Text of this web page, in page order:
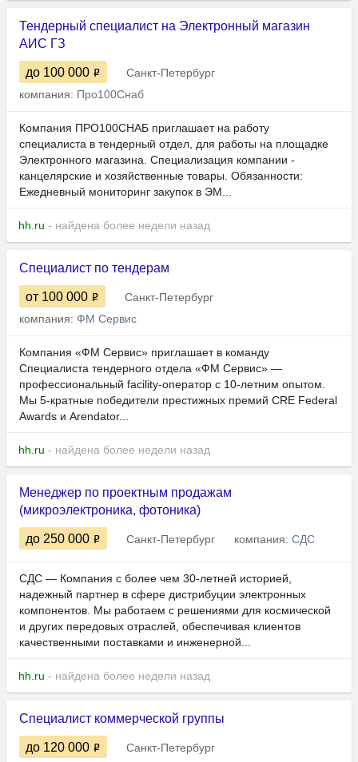
Тендерный специалист на Электронный магазин
АИС ГЗ
до 100 000
Санкт-Петербург
компания: Про100Снаб
Компания ПРО100СНАБ приглашает на работу
специалиста в тендерный отдел, для работы на площадке
Электронного магазина. Специализация компании -
канцелярские и хозяйственные товары. Обязанности:
Ежедневный мониторинг закупок в ЭМ...
hh.ru - найдена более недели назад
Специалист по тендерам
от 100 000
Санкт-Петербург
компания: ФМ Сервис
Компания «ФМ Сервис» приглашает в команду
Специалиста тендерного отдела «ФМ Сервис» —
профессиональный facility-оператор с 10-летним опытом.
Мы 5-кратные победители престижных премий CRE Federal
Awards и Arendator...
hh.ru - найдена более недели назад
Менеджер по проектным продажам
(микроэлектроника, фотоника)
до 250 000 Санкт-Петербург компания: СДС
СДС — Компания с более чем 30-летней историей,
надежный партнер в сфере дистрибуции электронных
компонентов. Мы работаем с решениями для космической
и других передовых отраслей, обеспечивая клиентов
качественными поставками и инженерной...
hh.ru - найдена более недели назад
Специалист коммерческой группы
до 120 000
Санкт-Петербург